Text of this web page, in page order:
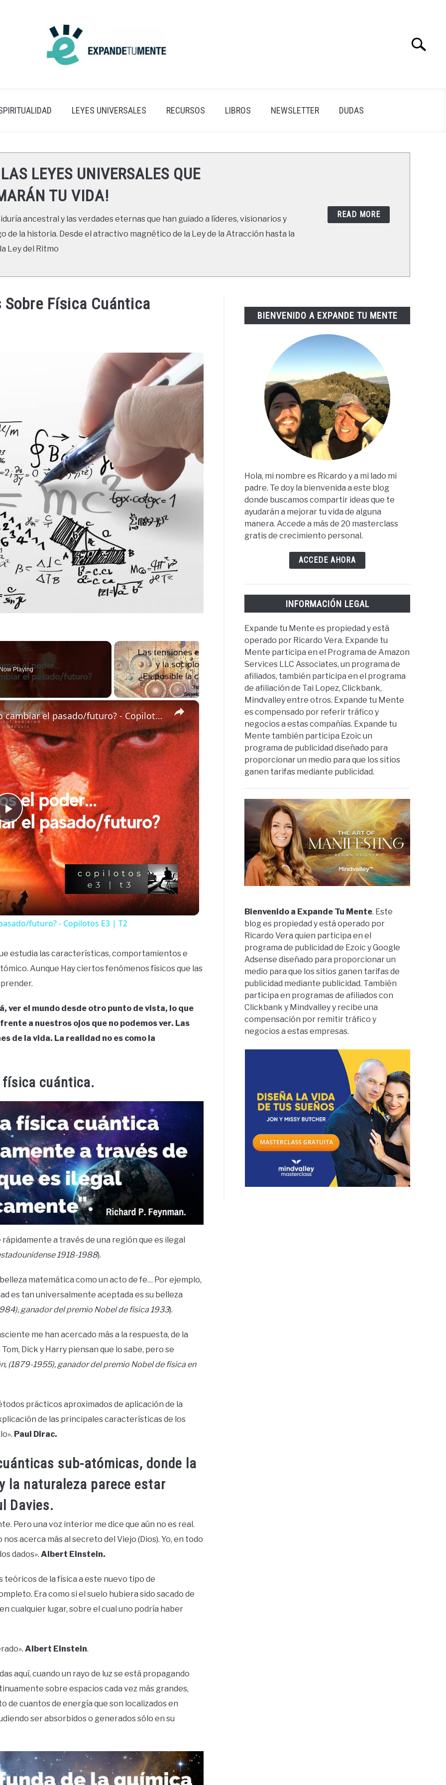
Search
LEYES UNIVERSALES RECURSOS LIBROS NEWSLETTER DUDAS
LEYES UNIVERSALES QUE
TU VIDA!
ancestral y las verdades eternas que han guiado a líderes, visionarios y
de la historia. Desde el atractivo magnético de la Ley de la Atracción hasta la
Ley del Ritmo
READ MORE
Física Cuántica
Playing
×
Play
Video
Si tuviéramos el poder… ¿sería válido cambiar el pasado/futuro? - Copilotos E3 | T2
futuro? - Copilotos E3 | T2
estudia las características, comportamientos e
Aunque Hay ciertos fenómenos físicos que las
el mundo desde otro punto de vista, lo que
a nuestros ojos que no podemos ver. Las
de la vida. La realidad no es como la
cuántica.
a través de una región que es ilegal
1918-1988).
matemática como un acto de fe… Por ejemplo,
es tan universalmente aceptada es su belleza
ganador del premio Nobel de física 1933).
me han acercado más a la respuesta, de la
Dick y Harry piensan que lo sabe, pero se
(1879-1955), ganador del premio Nobel de física en
prácticos aproximados de aplicación de la
de las principales características de los
Paul Dirac.
sub-atómicas, donde la
la naturaleza parece estar
Davies.
Pero una voz interior me dice que aún no es real.
acerca más al secreto del Viejo (Dios). Yo, en todo
dados». Albert Einstein.
teóricos de la física a este nuevo tipo de
Era como si el suelo hubiera sido sacado de
cualquier lugar, sobre el cual uno podría haber
Albert Einstein.
aquí, cuando un rayo de luz se está propagando
sobre espacios cada vez más grandes,
de cuantos de energía que son localizados en
ser absorbidos o generados sólo en su
BIENVENIDO A EXPANDE TU MENTE
Hola, mi nombre es Ricardo y a mi lado mi
padre. Te doy la bienvenida a este blog
donde buscamos compartir ideas que te
ayudarán a mejorar tu vida de alguna
manera. Accede a más de 20 masterclass
gratis de crecimiento personal.
ACCEDE AHORA
INFORMACIÓN LEGAL
Expande tu Mente es propiedad y está
operado por Ricardo Vera. Expande tu
Mente participa en el Programa de Amazon
Services LLC Associates, un programa de
afiliados, también participa en el programa
de afiliación de Tai Lopez, Clickbank,
Mindvalley entre otros. Expande tu Mente
es compensado por referir tráfico y
negocios a estas compañías. Expande tu
Mente también participa Ezoic un
programa de publicidad diseñado para
proporcionar un medio para que los sitios
ganen tarifas mediante publicidad.
Bienvenido a Expande Tu Mente. Este
blog es propiedad y está operado por
Ricardo Vera quien participa en el
programa de publicidad de Ezoic y Google
Adsense diseñado para proporcionar un
medio para que los sitios ganen tarifas de
publicidad mediante publicidad. También
participa en programas de afiliados con
Clickbank y Mindvalley y recibe una
compensación por remitir tráfico y
negocios a estas empresas.